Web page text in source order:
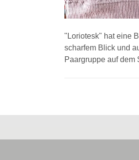
"Loriotesk" hat eine
scharfem Blick und
Paargruppe auf dem